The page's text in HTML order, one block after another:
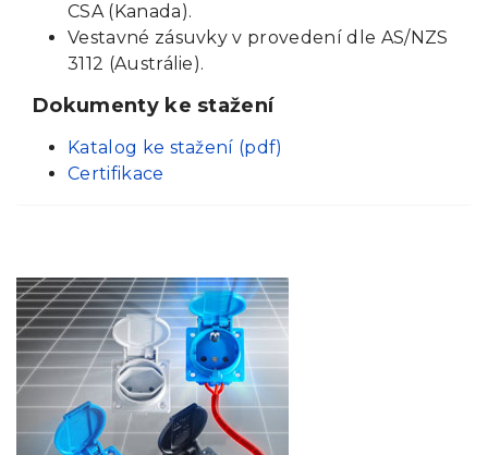
CSA (Kanada).
Vestavné zásuvky v provedení dle AS/NZS
3112 (Austrálie).
Dokumenty ke stažení
Katalog ke stažení (pdf)
Certifikace